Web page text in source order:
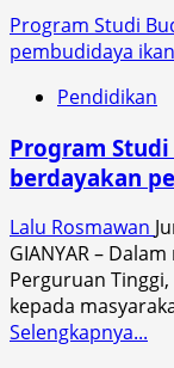
Program Studi
pembudidaya
Pendidikan
Program
berdayakan
Lalu Rosmawan
GIANYAR –
Perguruan
kepada
Selengkapnya...